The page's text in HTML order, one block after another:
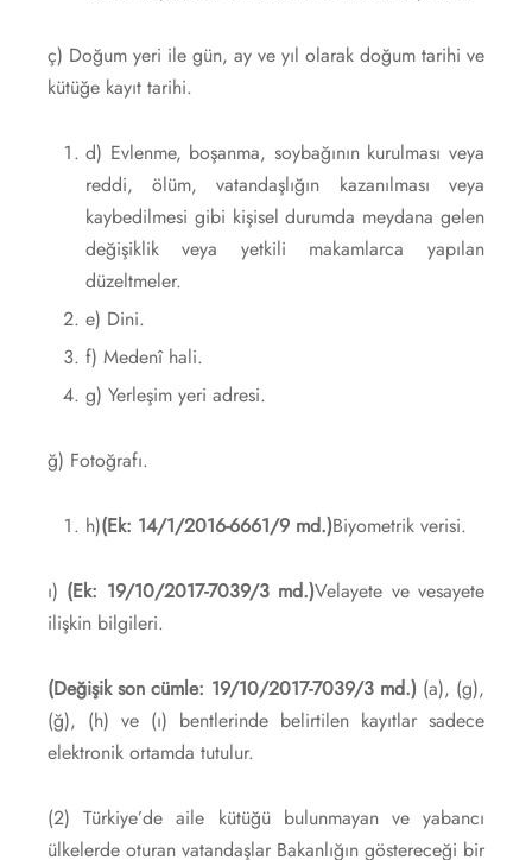
ç) Doğum yeri ile gün, ay ve yıl olarak doğum tarihi ve
kütüğe kayıt tarihi.
d) Evlenme, boşanma, soybağının kurulması veya
reddi, ölüm, vatandaşlığın kazanılması veya
kaybedilmesi gibi kişisel durumda meydana gelen
değişiklik veya yetkili makamlarca yapılan
düzeltmeler.
e) Dini.
f) Medenî hali.
g) Yerleşim yeri adresi.
ğ) Fotoğrafı.
h)(Ek: 14/1/2016-6661/9 md.)Biyometrik verisi.
ı) (Ek: 19/10/2017-7039/3 md.)Velayete ve vesayete
ilişkin bilgileri.
(Değişik son cümle: 19/10/2017-7039/3 md.) (a), (g),
(ğ), (h) ve (ı) bentlerinde belirtilen kayıtlar sadece
elektronik ortamda tutulur.
(2) Türkiye’de aile kütüğü bulunmayan ve yabancı
ülkelerde oturan vatandaşlar Bakanlığın göstereceği bir